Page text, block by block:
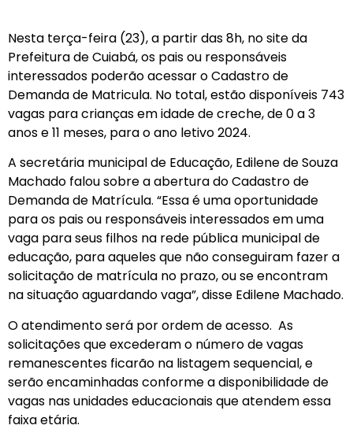
Nesta terça-feira (23), a partir das 8h, no site da
Prefeitura de Cuiabá, os pais ou responsáveis
interessados poderão acessar o Cadastro de
Demanda de Matricula. No total, estão disponíveis 743
vagas para crianças em idade de creche, de 0 a 3
anos e 11 meses, para o ano letivo 2024.
A secretária municipal de Educação, Edilene de Souza
Machado falou sobre a abertura do Cadastro de
Demanda de Matrícula. “Essa é uma oportunidade
para os pais ou responsáveis interessados em uma
vaga para seus filhos na rede pública municipal de
educação, para aqueles que não conseguiram fazer a
solicitação de matrícula no prazo, ou se encontram
na situação aguardando vaga”, disse Edilene Machado.
O atendimento será por ordem de acesso. As
solicitações que excederam o número de vagas
remanescentes ficarão na listagem sequencial, e
serão encaminhadas conforme a disponibilidade de
vagas nas unidades educacionais que atendem essa
faixa etária.